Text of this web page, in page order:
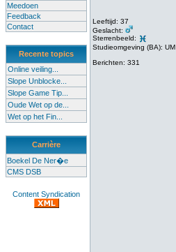
Meedoen
Feedback
Contact
Recente topics
Online veiling...
Slope Unblocke...
Slope Game Tip...
Oude Wet op de...
Wet op het Fin...
Carrière
Boekel De Ner�e
CMS DSB
Content Syndication
Leeftijd: 37
Geslacht:
Sterrenbeeld:
Studieomgeving (BA): UM
Berichten: 331